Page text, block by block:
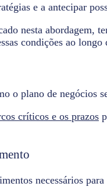
e a antecipar
nesta abordagem,
condições ao
o plano de negócios
críticos e os prazos
necessários